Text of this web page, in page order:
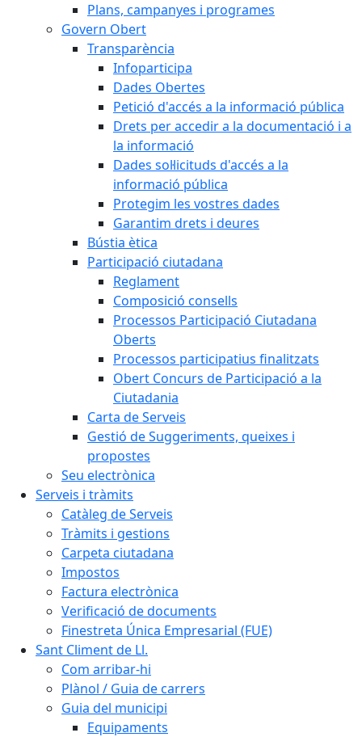
Plans, campanyes i programes
Govern Obert
Transparència
Infoparticipa
Dades Obertes
Petició d'accés a la informació pública
Drets per accedir a la documentació i a
la informació
Dades sol·licituds d'accés a la
informació pública
Protegim les vostres dades
Garantim drets i deures
Bústia ètica
Participació ciutadana
Reglament
Composició consells
Processos Participació Ciutadana
Oberts
Processos participatius finalitzats
Obert Concurs de Participació a la
Ciutadania
Carta de Serveis
Gestió de Suggeriments, queixes i
propostes
Seu electrònica
Serveis i tràmits
Catàleg de Serveis
Tràmits i gestions
Carpeta ciutadana
Impostos
Factura electrònica
Verificació de documents
Finestreta Única Empresarial (FUE)
Sant Climent de Ll.
Com arribar-hi
Plànol / Guia de carrers
Guia del municipi
Equipaments